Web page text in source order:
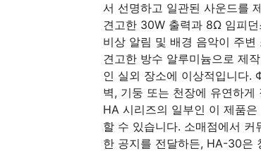
서 선명하고 일관된 사운드를
견고한 30W 출력과 8Ω 임피
비상 알림 및 배경 음악이 주
견고한 방수 알루미늄으로 제
인 실외 장소에 이상적입니다.
벽, 기둥 또는 천장에 유연하게
HA 시리즈의 일부인 이 제품
할 수 있습니다. 소매점에서
한 공지를 전달하든, HA-30은